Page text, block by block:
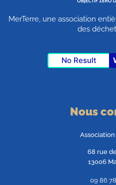
MerTerre, une association
des
No Result
Nous
68 rue
13006
09 86